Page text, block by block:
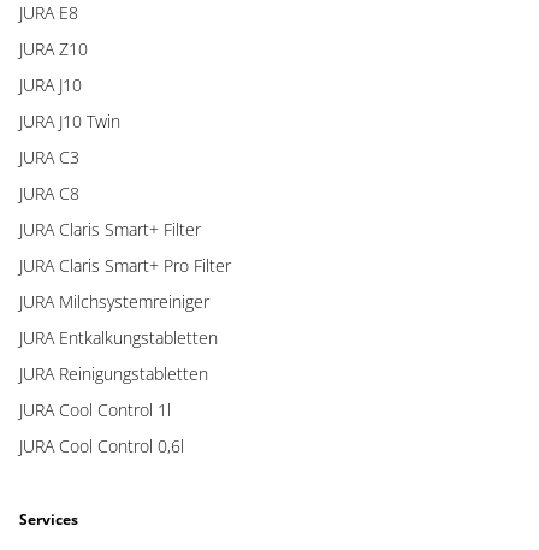
JURA E8
JURA Z10
JURA J10
JURA J10 Twin
JURA C3
JURA C8
JURA Claris Smart+ Filter
JURA Claris Smart+ Pro Filter
JURA Milchsystemreiniger
JURA Entkalkungstabletten
JURA Reinigungstabletten
JURA Cool Control 1l
JURA Cool Control 0,6l
Services